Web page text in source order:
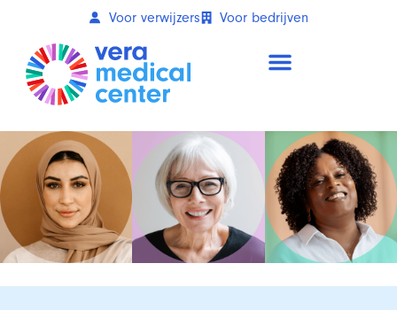
Voor verwijzers Voor bedrijven